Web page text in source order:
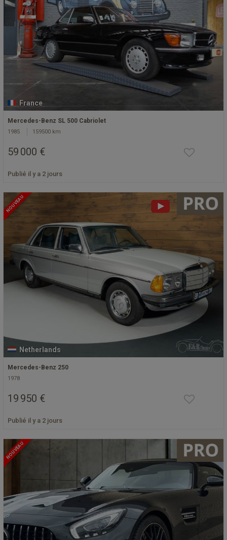
France
Mercedes-Benz SL 500 Cabriolet
1985 159500 km
59 000 €
Publié il y a 2 jours
NOUVEAU
Netherlands
Mercedes-Benz 250
1978
19 950 €
Publié il y a 2 jours
NOUVEAU